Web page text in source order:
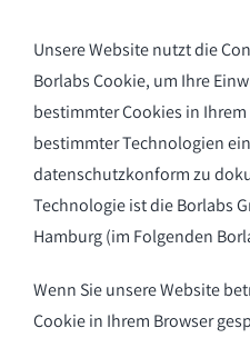
Unsere Website nutzt die
Borlabs Cookie, um Ihre
bestimmter Cookies in
bestimmter Technologien
datenschutzkonform zu
Technologie ist die Borlabs
Hamburg (im Folgenden
Wenn Sie unsere Website
Cookie in Ihrem Browser